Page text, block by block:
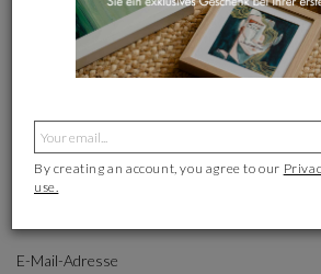
Über Google
- ODER -
E-Mail-Adresse
By creating an account, you agree to our
use.